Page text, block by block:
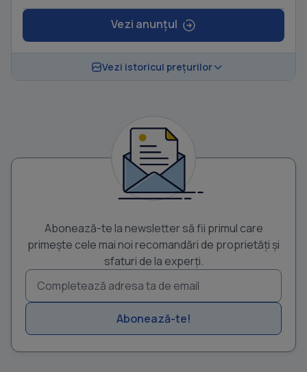
Vezi anunțul
Vezi istoricul prețurilor
Abonează-te la newsletter să fii primul care
primește cele mai noi recomandări de proprietăți și
sfaturi de la experți.
Abonează-te!